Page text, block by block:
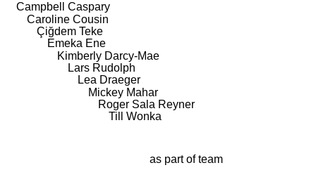
Campbell Caspary
Caroline Cousin
Çiğdem Teke
Emeka Ene
Kimberly Darcy-Mae
Lars Rudolph
Lea Draeger
Mickey Mahar
Roger Sala Reyner
Till Wonka
as part of team